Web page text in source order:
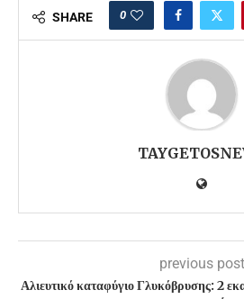
SHARE 0
previous post
Αλιευτικό καταφύγιο Γλυκόβρυσης: 2